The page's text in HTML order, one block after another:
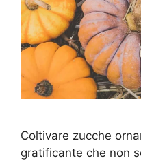
Coltivare zucche
gratificante che non